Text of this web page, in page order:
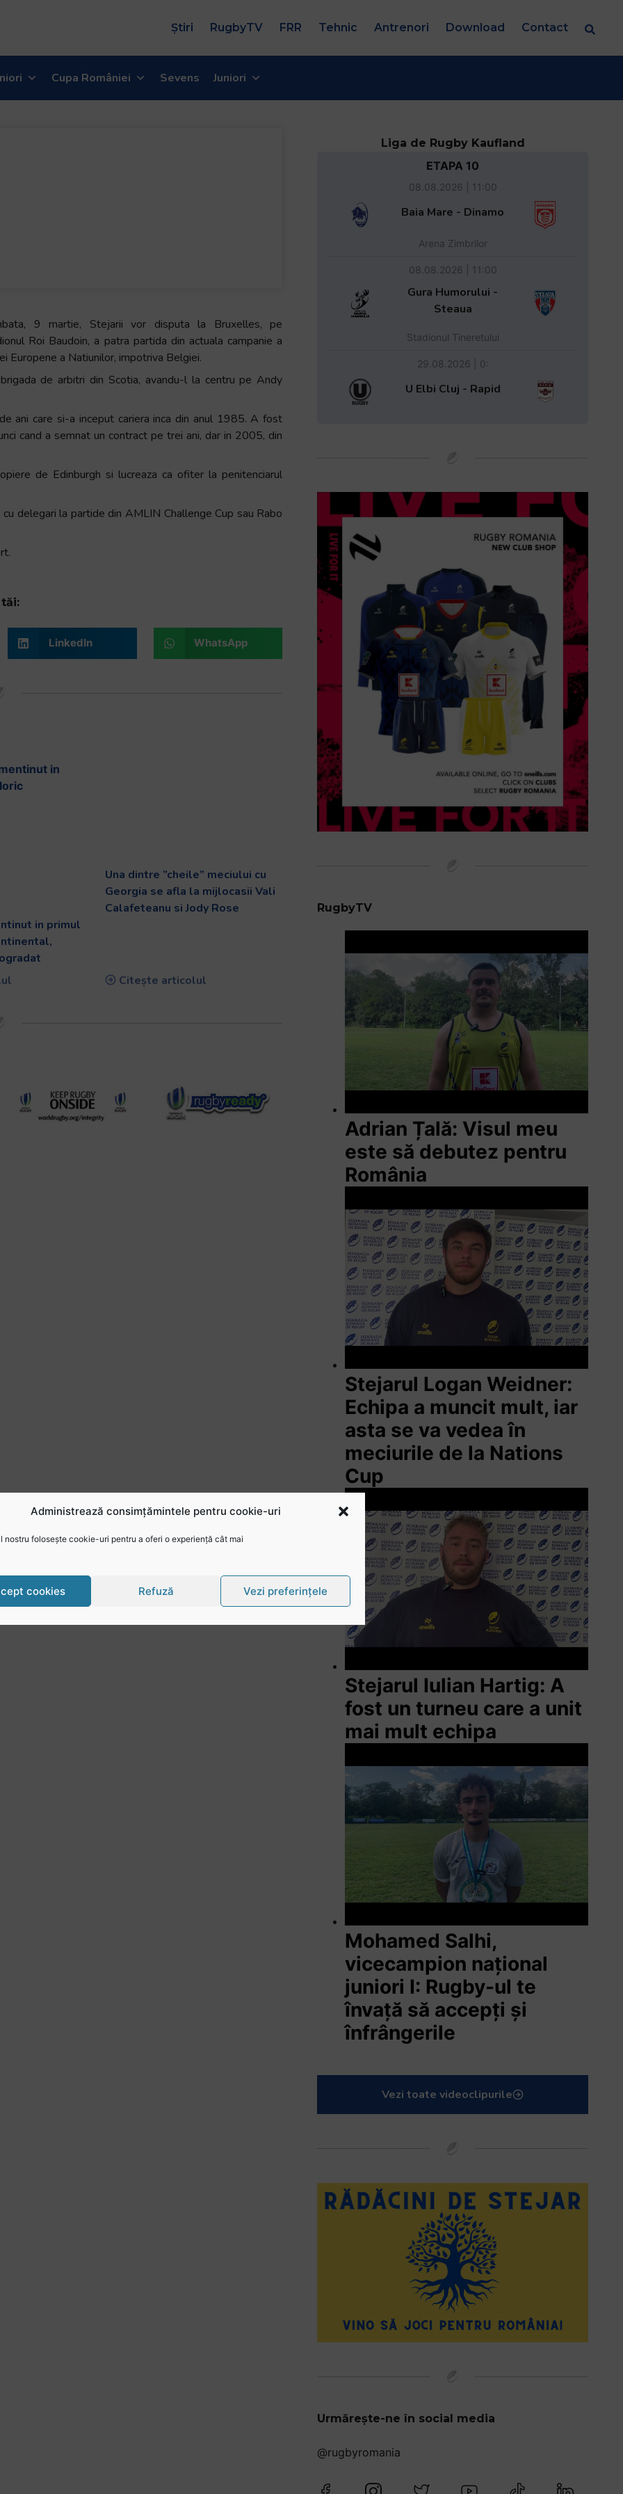
Administrează consimțămintele pentru cookie-uri
nostru folosește cookie-uri pentru a oferi o experiență cât mai
cookies Refuză Vezi preferințele
Știri RugbyTV FRR Tehnic Antrenori Download Contact
Cupa României Sevens Juniori
9 martie, Stejarii vor disputa la Bruxelles, pe
Roi Baudoin, a patra partida din actuala campanie a
Europene a Natiunilor, impotriva Belgiei.
de arbitri din Scotia, avandu-l la centru pe Andy
ani care si-a inceput cariera inca din anul 1985. A fost
cand a semnat un contract pe trei ani, dar in 2005, din
de Edinburgh si lucreaza ca ofiter la penitenciarul
delegari la partide din AMLIN Challenge Cup sau Rabo
LinkedIn WhatsApp
in primul
Una dintre ”cheile” meciului cu
Georgia se afla la mijlocasii Vali
Calafeteanu si Jody Rose
Citește articolul
Liga de Rugby Kaufland
ETAPA 10
08.08.2026 | 11:00
Baia Mare - Dinamo
Arena Zimbrilor
08.08.2026 | 11:00
Gura Humorului -
Steaua
Stadionul Tineretului
29.08.2026 | 0:
U Elbi Cluj - Rapid
RugbyTV
Adrian Țală: Visul meu
este să debutez pentru
România
Stejarul Logan Weidner:
Echipa a muncit mult, iar
asta se va vedea în
meciurile de la Nations
Cup
Stejarul Iulian Hartig: A
fost un turneu care a unit
mai mult echipa
Mohamed Salhi,
vicecampion național
juniori I: Rugby-ul te
învață să accepți și
înfrângerile
Vezi toate videoclipurile
Urmărește-ne în social media
@rugbyromania